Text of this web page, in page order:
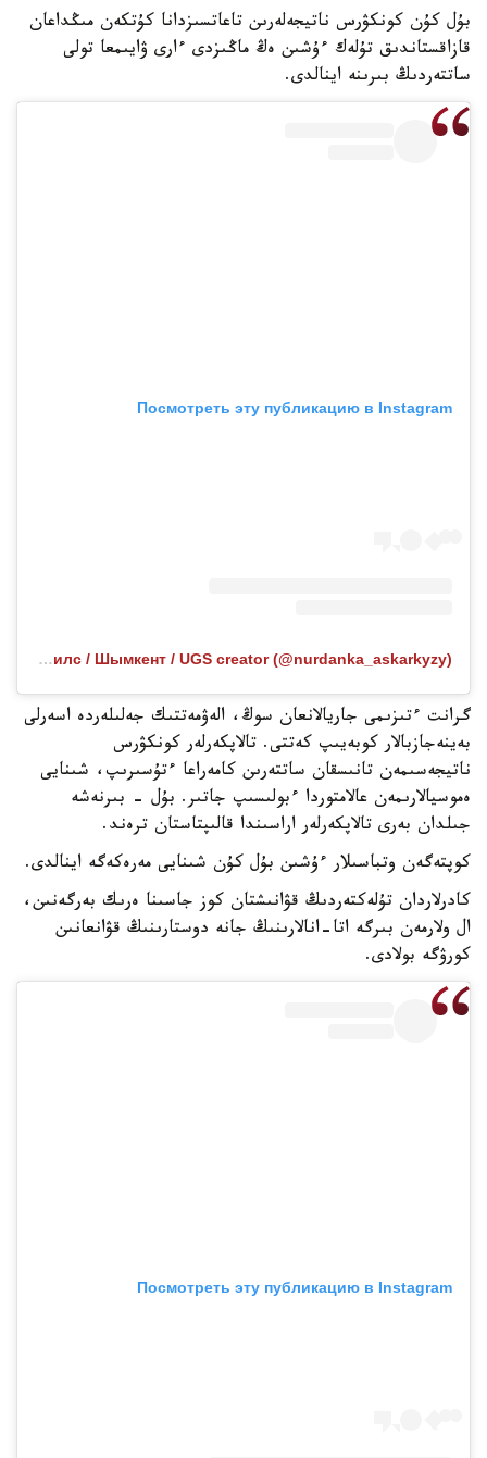
بۇل كۇن كونكۋرس ناتيجەلەرىن تاعاتسىزدانا كۇتكەن مىڭداعان
قازاقستاندىق تۇلەك ءۇشىن ەڭ ماڭىزدى ءارى ۋايىمعا تولى
ساتتەردىڭ بىرىنە اينالدى.
Посмотреть эту публикацию в Instagram
Публикация от SMM / Рилс / Шымкент / UGS creator (@nurdanka_askarkyzy)
گرانت ءتىزىمى جاريالانعان سوڭ، الەۋمەتتىك جەلىلەردە اسەرلى
بەينەجازبالار كوبەيىپ كەتتى. تالاپكەرلەر كونكۋرس
ناتيجەسىمەن تانىسقان ساتتەرىن كامەراعا ءتۇسىرىپ، شىنايى
ەموسيالارىمەن عالامتوردا ءبولىسىپ جاتىر. بۇل - بىرنەشە
جىلدان بەرى تالاپكەرلەر اراسىندا قالىپتاستان ترەند.
كوپتەگەن وتباسىلار ءۇشىن بۇل كۇن شىنايى مەرەكەگە اينالدى.
كادرلاردان تۇلەكتەردىڭ قۋانىشتان كوز جاسىنا ەرىك بەرگەنىن،
ال ولارمەن بىرگە اتا-انالارىنىڭ جانە دوستارىنىڭ قۋانعانىن
كورۋگە بولادى.
Посмотреть эту публикацию в Instagram